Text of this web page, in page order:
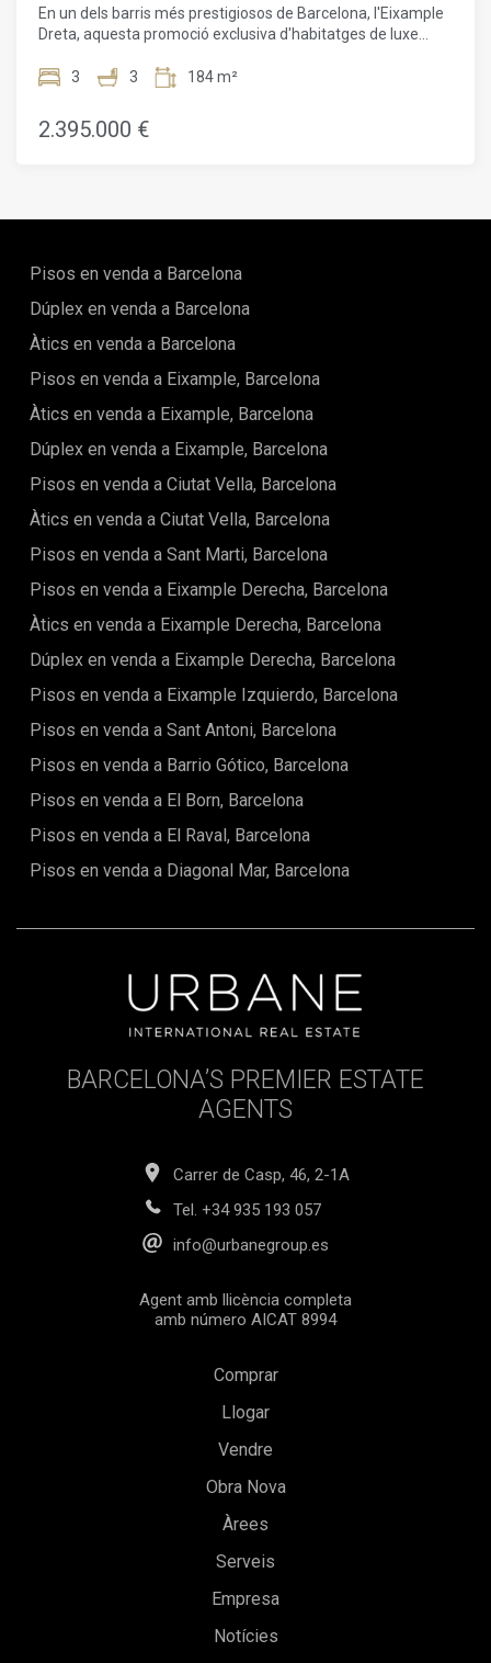
En un dels barris més prestigiosos de Barcelona, l'Eixample
Dreta, aquesta promoció exclusiva d'habitatges de luxe
totalment renovat, un immoble d'angle de 1895. L'edifici de
contemporani, dissenyat magníficament pel prestigiós
despatx d'arquitectes Daar Architects.L'apartament de 179
serveis de luxe, incloent un xofer, una consergeria
nivell, lloguer de bicicletes i fins i tot un majordom virtual que
respondrà a les seves sol·licituds per missatge de text en
minuts.La propietat disposa d'una varietat d'espais comuns,
restaurant mediterrani a la planta baixa, fomentant un estil
de vida saludable i agradable. L'edifici està equipat amb les
últimes tecnologies per garantir la màxima comoditat,
mantenint una fusió perfecta entre modernitat i
propietat realment excepcional al cor de Barcelona, on luxe i
ciutat.
3 3 184 m²
2.395.000 €
Pisos en venda a Barcelona
Dúplex en venda a Barcelona
Àtics en venda a Barcelona
Pisos en venda a Eixample, Barcelona
Àtics en venda a Eixample, Barcelona
Dúplex en venda a Eixample, Barcelona
Pisos en venda a Ciutat Vella, Barcelona
Àtics en venda a Ciutat Vella, Barcelona
Pisos en venda a Sant Marti, Barcelona
Pisos en venda a Eixample Derecha, Barcelona
Àtics en venda a Eixample Derecha, Barcelona
Dúplex en venda a Eixample Derecha, Barcelona
Pisos en venda a Eixample Izquierdo, Barcelona
Pisos en venda a Sant Antoni, Barcelona
Pisos en venda a Barrio Gótico, Barcelona
Pisos en venda a El Born, Barcelona
Pisos en venda a El Raval, Barcelona
Pisos en venda a Diagonal Mar, Barcelona
BARCELONA’S PREMIER ESTATE
AGENTS
Carrer de Casp, 46, 2-1A
Tel. +34 935 193 057
info@urbanegroup.es
Agent amb llicència completa
amb número AICAT 8994
Comprar
Llogar
Vendre
Obra Nova
Àrees
Serveis
Empresa
Notícies
Guardar configuració